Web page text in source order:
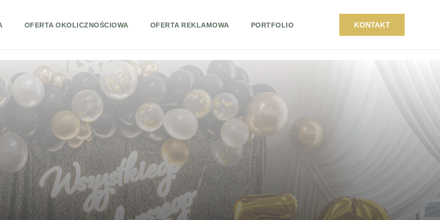
OFERTA OKOLICZNOŚCIOWA OFERTA REKLAMOWA PORTFOLIO KONTAKT
| Zdjęcia z urodzin i roczków